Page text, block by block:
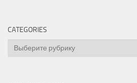
CATEGORIES
Categories